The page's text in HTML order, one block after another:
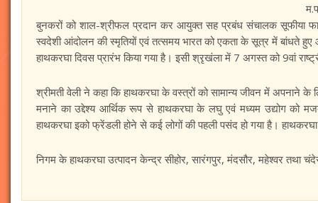
बुनकरों को शाल-श्रीफल प्रदान कर आयुक्त सह प्रबंध संचालक सूफीया
स्वदेशी आंदोलन की स्मृतियों एवं तत्समय भारत को एकता के सूत्र में बांधते हुए
हाथकरघा दिवस प्रारंभ किया गया है। इसी श्रृखंला में 7 अगस्त को 9वां
श्रीमती वेली ने कहा कि हाथकरघा के वस्त्रों को सामान्य जीवन में अपनाने
मनाने का उद्देश्य आर्थिक रूप से हाथकरघा के लघु एवं मध्यम उद्योग को
हाथकरघा इको फ्रेंडली होने से कई लोगों की पहली पसंद हो गया है। हाथकरघा
निगम के हाथकरघा उत्पादन केन्द्र सीहोर, सारंगपुर, मंदसौर, महेश्वर तथा